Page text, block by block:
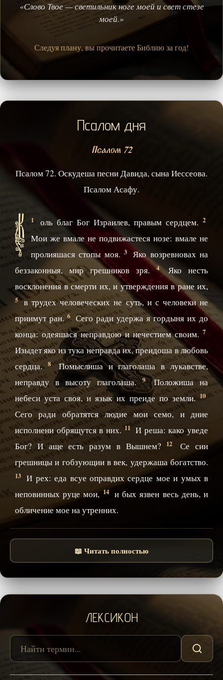
«Слово Твое — светильник ноге моей и свет стезе
моей.»
Следуя плану, вы прочитаете Библию за год!
Псалом дня
Псалом 72
Псалом 72. Оскудеша песни Давида, сына Иессеова.
Псалом Асафу.
1
К оль благ Бог Израилев, правым сердцем. 2
Мои же вмале не подвижастеся нозе: вмале не
пролияшася стопы моя. 3
Яко возревновах на
беззаконныя, мир грешников зря.4 Яко несть
восклонения в смерти их, и утверждения в ране их,
5 в трудех человеческих не суть, и с человеки не
приимут ран.6
Сего ради удержа я гордыня их до
конца: одеяшася неправдою и нечестием своим. 7
Изыдет яко из тука неправда их, преидоша в любовь
сердца. 8 Помыслиша и глаголаша в лукавстве,
неправду в высоту глаголаша.9 Положиша на
небеси уста своя, и язык их преиде по земли. 10
Сего ради обратятся людие мои семо, и дние
исполнени обрящутся в них. 11 И реша: како уведе
Бог? И аще есть разум в Вышнем?
12
Се сии
грешницы и гобзующии в век, удержаша богатство.
13
И рех: еда всуе оправдих сердце мое и умых в
неповинных руце мои, 14
и бых язвен весь день, и
обличение мое на утренних.
📖 Читать полностью
ЛЕКСИКОН